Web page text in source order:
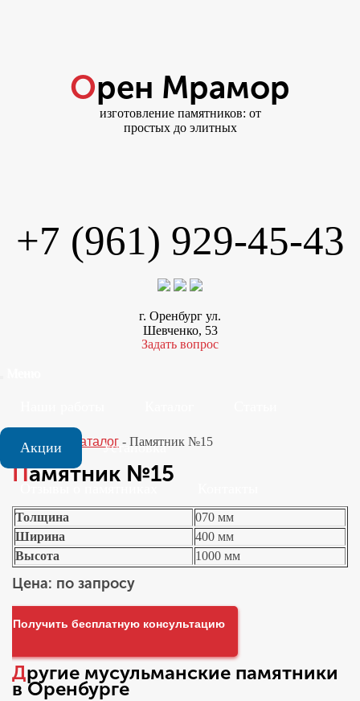
Орен Мрамор
изготовление памятников: от
простых до элитных
+7 (961) 929-45-43
г. Оренбург ул.
Шевченко, 53
Задать вопрос
Акции Установка
Главная Каталог - Памятник №15
Памятник №15
Толщина
070 мм
Ширина
400 мм
Высота
1000 мм
Цена: по запросу
Получить бесплатную консультацию
Другие мусульманские памятники
в Оренбурге